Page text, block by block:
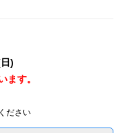
)
ます。
ださい